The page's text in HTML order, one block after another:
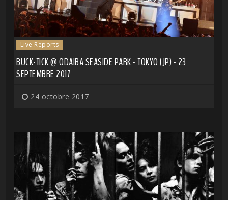
Live Reports
BUCK-TICK @ ODAIBA SEASIDE PARK - TOKYO (JP) - 23
SEPTEMBRE 2017
24 octobre 2017